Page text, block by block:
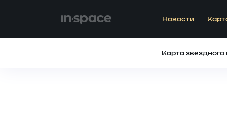
Новости
Карта